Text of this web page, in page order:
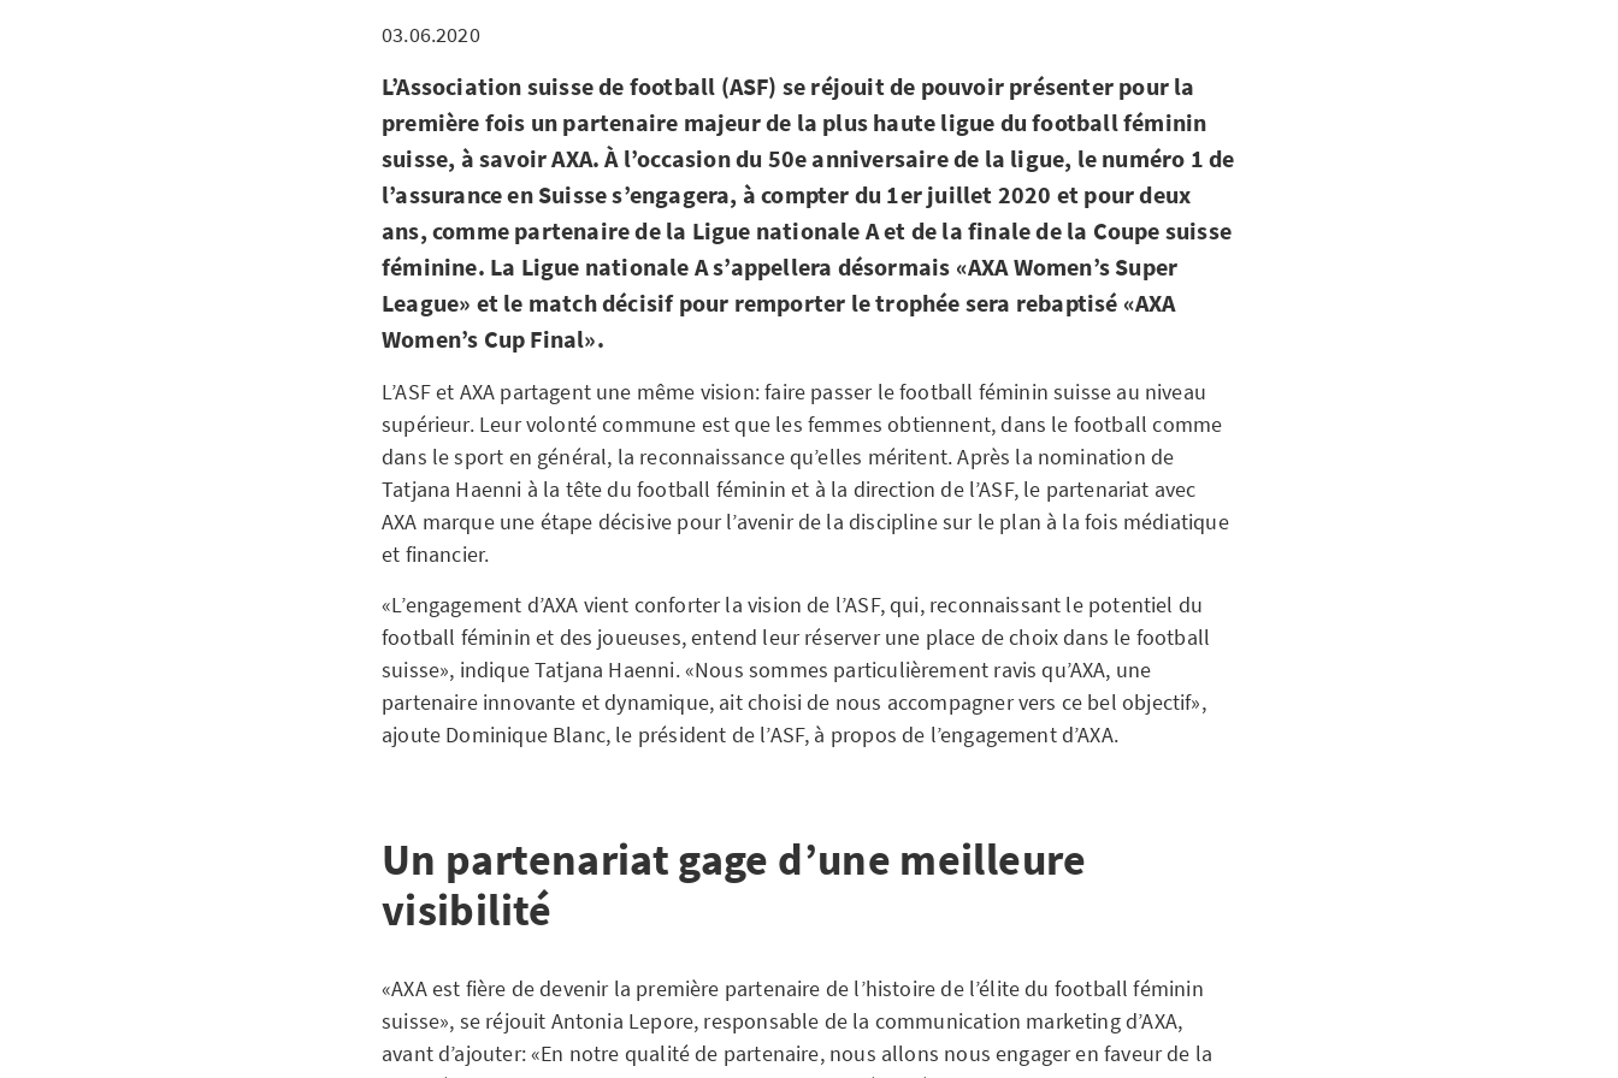
03.06.2020
L’Association suisse de football (ASF) se réjouit de pouvoir présenter pour la
première fois un partenaire majeur de la plus haute ligue du football féminin
suisse, à savoir AXA. À l’occasion du 50e anniversaire de la ligue, le numéro 1 de
l’assurance en Suisse s’engagera, à compter du 1er juillet 2020 et pour deux
ans, comme partenaire de la Ligue nationale A et de la finale de la Coupe suisse
féminine. La Ligue nationale A s’appellera désormais «AXA Women’s Super
League» et le match décisif pour remporter le trophée sera rebaptisé «AXA
Women’s Cup Final».
L’ASF et AXA partagent une même vision: faire passer le football féminin suisse au niveau
supérieur. Leur volonté commune est que les femmes obtiennent, dans le football comme
dans le sport en général, la reconnaissance qu’elles méritent. Après la nomination de
Tatjana Haenni à la tête du football féminin et à la direction de l’ASF, le partenariat avec
AXA marque une étape décisive pour l’avenir de la discipline sur le plan à la fois médiatique
et financier.
«L’engagement d’AXA vient conforter la vision de l’ASF, qui, reconnaissant le potentiel du
football féminin et des joueuses, entend leur réserver une place de choix dans le football
suisse», indique Tatjana Haenni. «Nous sommes particulièrement ravis qu’AXA, une
partenaire innovante et dynamique, ait choisi de nous accompagner vers ce bel objectif»,
ajoute Dominique Blanc, le président de l’ASF, à propos de l’engagement d’AXA.
Un partenariat gage d’une meilleure
visibilité
«AXA est fière de devenir la première partenaire de l’histoire de l’élite du football féminin
suisse», se réjouit Antonia Lepore, responsable de la communication marketing d’AXA,
avant d’ajouter: «En notre qualité de partenaire, nous allons nous engager en faveur de la